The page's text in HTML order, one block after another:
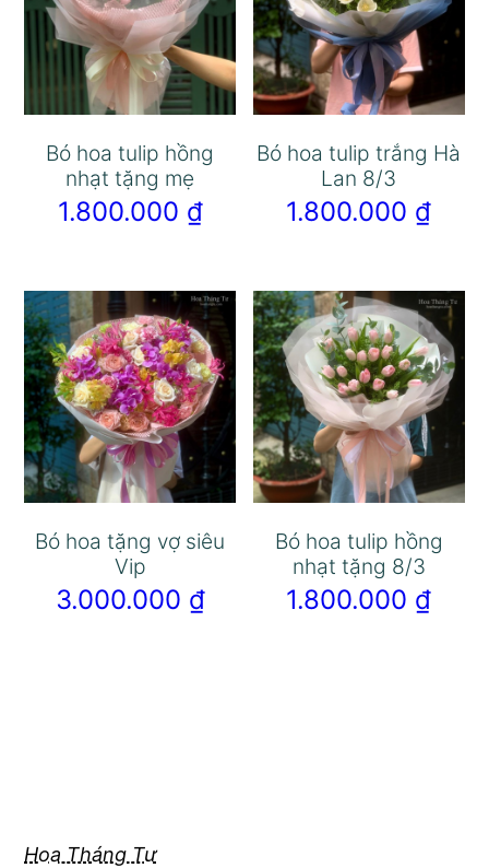
Bó hoa tulip hồng
nhạt tặng mẹ
1.800.000 ₫
Bó hoa tulip trắng Hà
Lan 8/3
1.800.000 ₫
Bó hoa tặng vợ siêu
Vip
3.000.000 ₫
Bó hoa tulip hồng
nhạt tặng 8/3
1.800.000 ₫
Hoa Tháng Tư